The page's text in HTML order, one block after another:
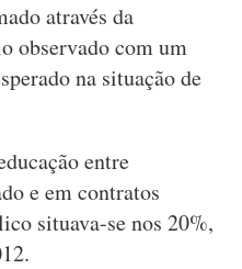
através da
observado com um
na situação de
entre
e em contratos
situava-se nos 20%,